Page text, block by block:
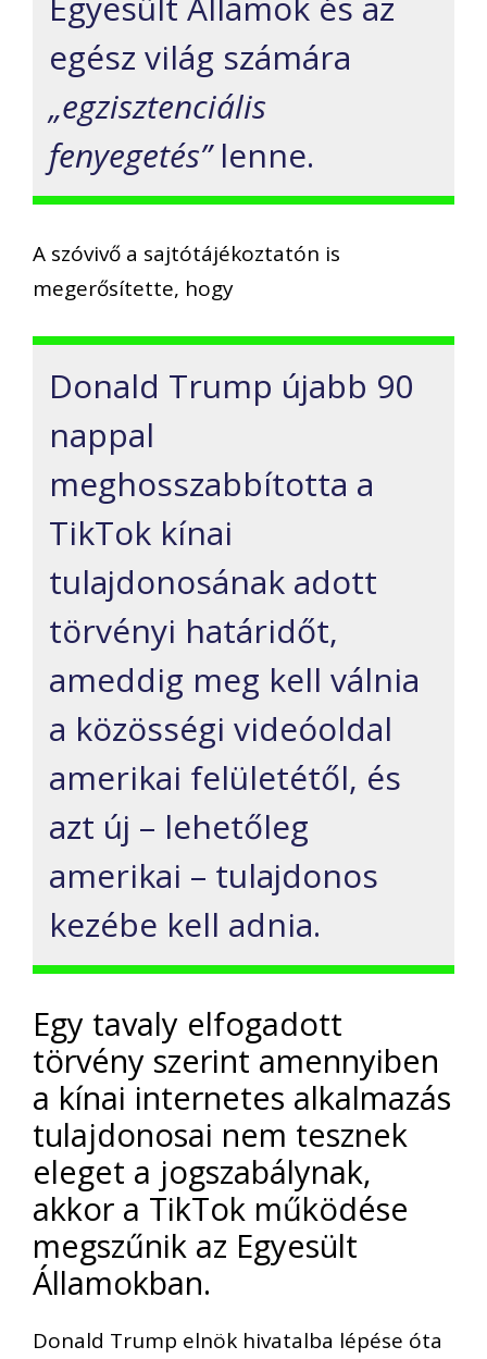
egész világ számára
„egzisztenciális
fenyegetés”lenne.
A szóvivő a sajtótájékoztatón is
megerősítette, hogy
Donald Trump újabb 90
nappal
meghosszabbította a
TikTok kínai
tulajdonosának adott
törvényi határidőt,
ameddig meg kell válnia
a közösségi videóoldal
amerikai felületétől, és
azt új – lehetőleg
amerikai – tulajdonos
kezébe kell adnia.
Egy tavaly elfogadott
törvény szerint amennyiben
a kínai internetes alkalmazás
tulajdonosai nem tesznek
eleget a jogszabálynak,
akkor a TikTok működése
megszűnik az Egyesült
Államokban.
Donald Trump elnök hivatalba lépése óta